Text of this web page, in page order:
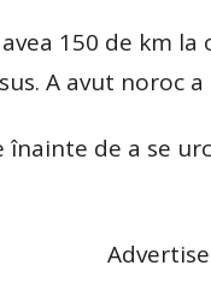
150 de km
A avut noroc
de a se